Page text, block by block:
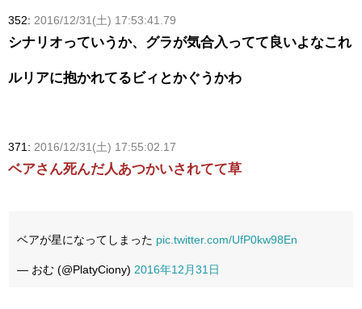
352: 2016/12/31(土) 17:53:41.79
シナリオっていうか、グラが気合入ってて良いよなこれ
ルリアに抱かれてるビィとかぐうかわ
371: 2016/12/31(土) 17:55:02.17
ベアさん死んだ人あつかいされてて草
ベアが星になってしまった pic.twitter.com/UfP0kw98En
— おむ (@PlatyCiony) 2016年12月31日